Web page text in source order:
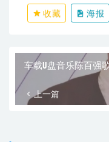
收藏 海报
车载U盘音乐陈百强
上一篇